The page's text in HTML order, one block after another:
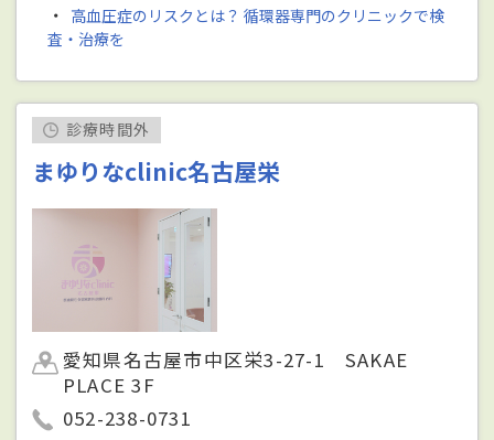
・ 高血圧症のリスクとは？ 循環器専門のクリニックで検
査・治療を
診療時間外
まゆりなclinic名古屋栄
愛知県名古屋市中区栄3-27-1 SAKAE
PLACE 3F
052-238-0731